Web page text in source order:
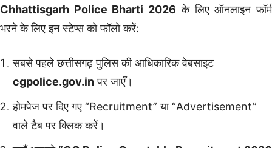
Chhattisgarh Police Bharti 2026 के लिए ऑनलाइन फॉर्म
भरने के लिए इन स्टेप्स को फॉलो करें:
सबसे पहले छत्तीसगढ़ पुलिस की आधिकारिक वेबसाइट
cgpolice.gov.inपर जाएँ।
होमपेज पर दिए गए “Recruitment” या “Advertisement”
वाले टैब पर क्लिक करें।